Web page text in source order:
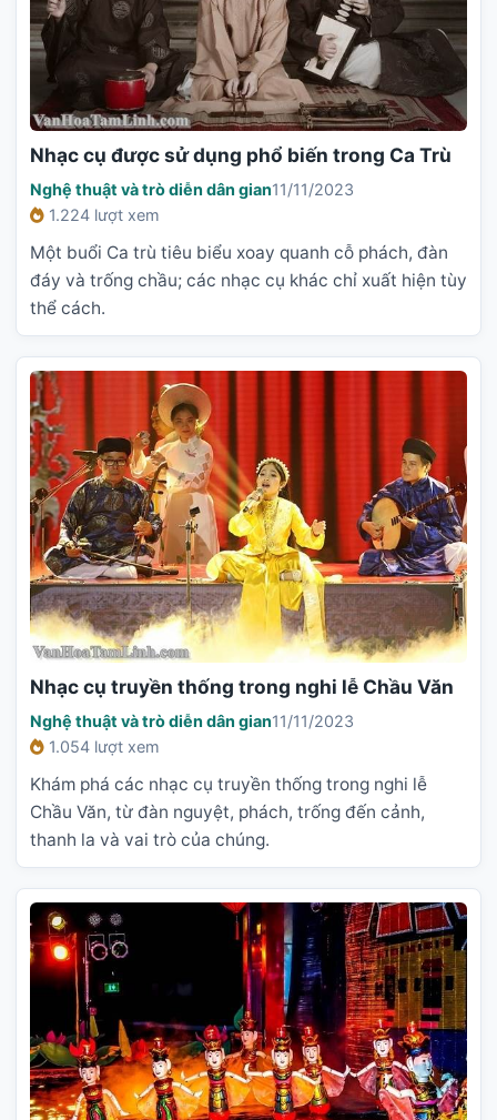
Nhạc cụ được sử dụng phổ biến trong Ca Trù
Nghệ thuật và trò diễn dân gian11/11/2023
1.224 lượt xem
Một buổi Ca trù tiêu biểu xoay quanh cỗ phách, đàn
đáy và trống chầu; các nhạc cụ khác chỉ xuất hiện tùy
thể cách.
Nhạc cụ truyền thống trong nghi lễ Chầu Văn
Nghệ thuật và trò diễn dân gian11/11/2023
1.054 lượt xem
Khám phá các nhạc cụ truyền thống trong nghi lễ
Chầu Văn, từ đàn nguyệt, phách, trống đến cảnh,
thanh la và vai trò của chúng.